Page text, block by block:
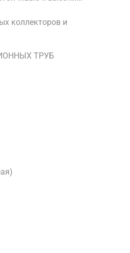
коллекторов и
ТРУБ